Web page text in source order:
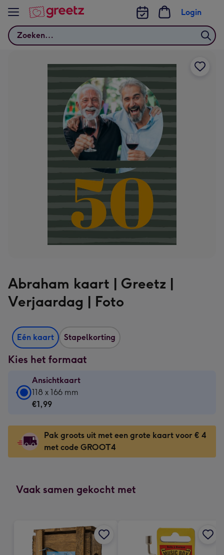
Bekijk meer
Zoeken
Login
Abraham kaart | Greetz |
Verjaardag | Foto
Eén kaart Stapelkorting
Kies het formaat
Ansichtkaart
Ansichtkaart
-
-
118
x
-
166
mm
118 x 166 mm
€1,99
Pak groots uit met een grote kaart voor € 4
met code GROOT4
Vaak samen gekocht met